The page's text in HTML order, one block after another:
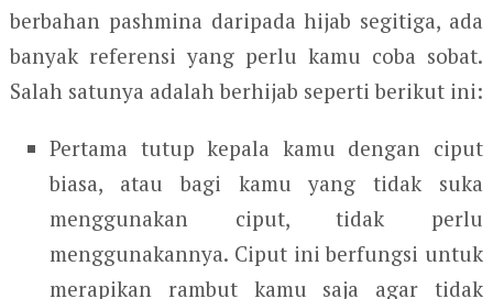
berbahan pashmina daripada hijab segitiga, ada
banyak referensi yang perlu kamu coba sobat.
Salah satunya adalah berhijab seperti berikut ini:
Pertama tutup kepala kamu dengan ciput
biasa, atau bagi kamu yang tidak suka
menggunakan ciput, tidak perlu
menggunakannya. Ciput ini berfungsi untuk
merapikan rambut kamu saja agar tidak